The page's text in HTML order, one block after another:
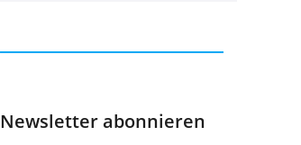
Newsletter abonnieren